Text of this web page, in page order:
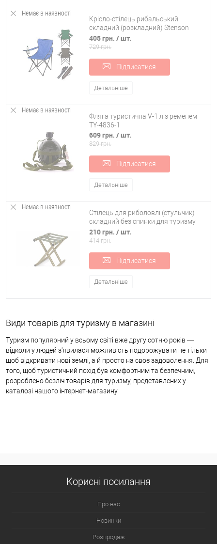
Немає в наявності
Крісло-стілець рибальський
складний (розкладний) Stenson
Павук (R28835)
405 грн. / шт.
729 грн.
Підписатися
Детальніше
Немає в наявності
Фляга туристична V-1 л з ременем
TY-4836-1
609 грн. / шт.
829 грн.
Підписатися
Детальніше
Немає в наявності
Стілець для риболовлі (стульчик)
складний без спинки для туризму
27x35x35см Stenson (MH-3072)
210 грн. / шт.
414 грн.
Підписатися
Детальніше
Види товарів для туризму в магазині
Туризм популярний у всьому світі вже другу сотню років —
відколи у людей з'явилася можливість подорожувати не тільки
щоб відкривати нові землі, а й просто на своє задоволення. Для
того, щоб туристичний похід був комфортним та безпечним,
розроблено безліч товарів для туризму, представлених у
каталозі нашого інтернет-магазину.
Корисні посилання
Про нас
Новинки
Розпродаж